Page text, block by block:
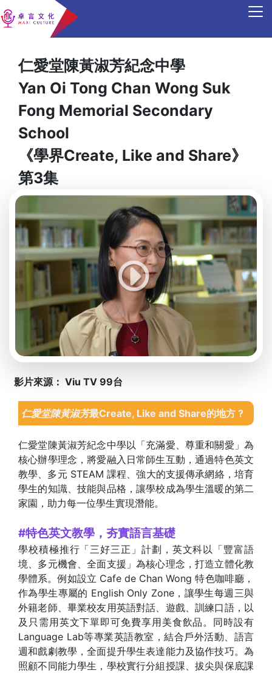
仁愛堂陳黃淑芳紀念中學
Yan Oi Tong Chan Wong Suk
Fong Memorial Secondary
School
《學界Create, Like and Share》
第3集
影片來源： Viu TV 99台
仁愛堂陳黃淑芳最Create, Like and Share的地方 ?
仁愛堂陳黃淑芳紀念中學以「充滿愛、尊重和關愛」為
核心辦學理念，將愛融入日常師生互動，通過特色英文
教學、多元 STEAM 課程、強大的支援傳承網絡，培育
學生的知識、技能與品格，讓學校成為學生溫暖的第二
家園，助力每一位學生實現潛能。
#特色英文教學，夯實語言基礎
學校積極推行「三好三正」計劃，英文科以「豐富語
境、多元機會、全面支援」為核心理念，打造立體化教
學體系。例如設立 Cafe de Chan Wong 特色咖啡廳，
作為學生專屬的 English Only Zone，讓學生每週三與
外籍老師、畢業校友用英語對話、遊戲、訓練口語，以
及只需用英文下單即可免費享用美食飲品。同時設有
Language Lab等專業英語教室，結合戶外活動、語言
週和戲劇教學，全面提升學生表達能力及協作技巧。為
照顧不同能力學生，學校實行分組授課、拔尖與保底課